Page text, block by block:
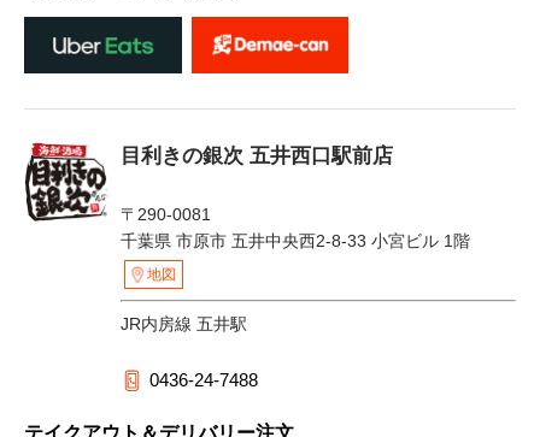
目利きの銀次 五井西口駅前店
〒290-0081
千葉県 市原市 五井中央西2-8-33 小宮ビル 1階
地図
JR内房線 五井駅
0436-24-7488
テイクアウト＆デリバリー注文